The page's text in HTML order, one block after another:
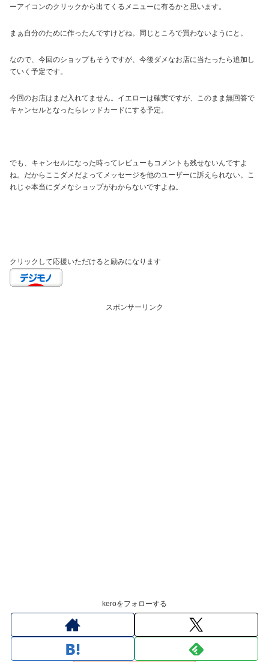
ーアイコンのクリックから出てくるメニューに有るかと思います。
まぁ自分のために作ったんですけどね。同じところで買わないようにと。
なので、今回のショップもそうですが、今後ダメなお店に当たったら追加し
ていく予定です。
今回のお店はまだ入れてません。イエローは確実ですが、このまま無回答で
キャンセルとなったらレッドカードにする予定。
でも、キャンセルになった時ってレビューもコメントも残せないんですよ
ね。だからここダメだよってメッセージを他のユーザーに訴えられない。こ
れじゃ本当にダメなショップがわからないですよね。
クリックして応援いただけると励みになります
スポンサーリンク
keroをフォローする